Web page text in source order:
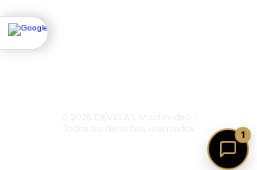
© 2026 DEVELAS Montevideo -
1